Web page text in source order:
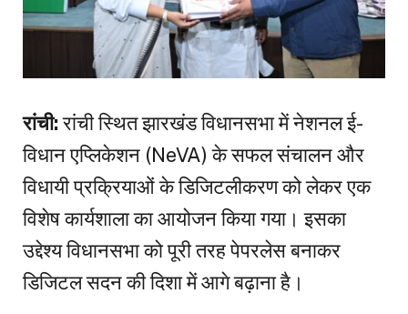
रांची:रांची स्थित झारखंड विधानसभा में नेशनल ई-
विधान एप्लिकेशन (NeVA) के सफल संचालन और
विधायी प्रक्रियाओं के डिजिटलीकरण को लेकर एक
विशेष कार्यशाला का आयोजन किया गया। इसका
उद्देश्य विधानसभा को पूरी तरह पेपरलेस बनाकर
डिजिटल सदन की दिशा में आगे बढ़ाना है।